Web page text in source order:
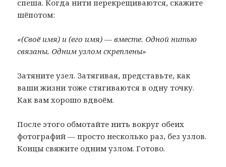
спеша. Когда нити перекрещиваются, скажите
шёпотом:
«(Своё имя) и (его имя) — вместе. Одной нитью
связаны. Одним узлом скреплены»
Затяните узел. Затягивая, представьте, как
ваши жизни тоже стягиваются в одну точку.
Как вам хорошо вдвоём.
После этого обмотайте нить вокруг обеих
фотографий — просто несколько раз, без узлов.
Концы свяжите одним узлом. Готово.